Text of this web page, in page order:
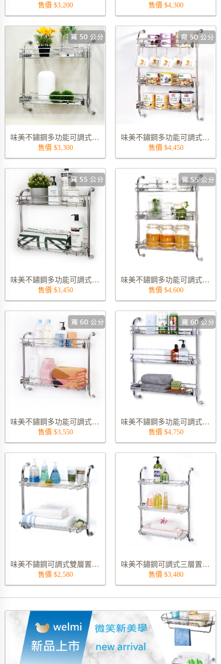
售價 $3,200 售價 $4,300
味美不鏽鋼多功能可調式雙層置物架 9815-50S02
售價 $3,300
味美不鏽鋼多功能可調式三層置物架 9817-50S03 (不含 S 勾)
售價 $4,450
味美不鏽鋼多功能可調式雙層置物架 9815-55S02
售價 $3,450
味美不鏽鋼多功能可調式三層置物架 9817-55S03
售價 $4,600
味美不鏽鋼多功能可調式雙層置物架 9815-60S02
售價 $3,550
味美不鏽鋼多功能可調式三層置物架 9817-60S03
售價 $4,750
味美不鏽鋼可調式雙層置物架 9220S
售價 $2,580
味美不鏽鋼可調式三層置物架 9233S
售價 $3,480